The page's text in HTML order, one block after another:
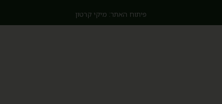
פיתוח האתר: מיקי קרטון